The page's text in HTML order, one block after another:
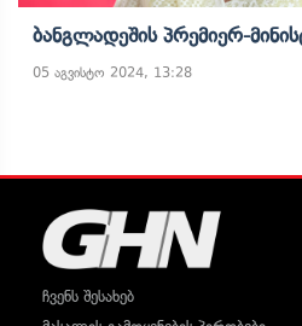
Ბანგლადეშის Პრემიერ-
05 აგვისტო 2024, 13:28
ჩვენს შესახებ